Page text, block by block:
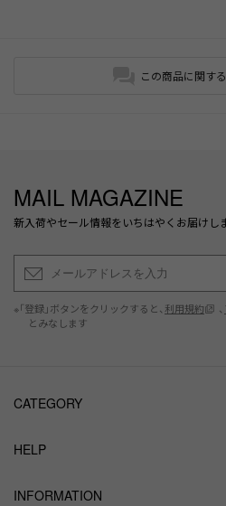
この商品に関す
MAIL MAGAZINE
新入荷やセール情報をいちはやくお届けし
※「登録」ボタンをクリックすると、 利用規約 、
とみなします
CATEGORY
HELP
INFORMATION